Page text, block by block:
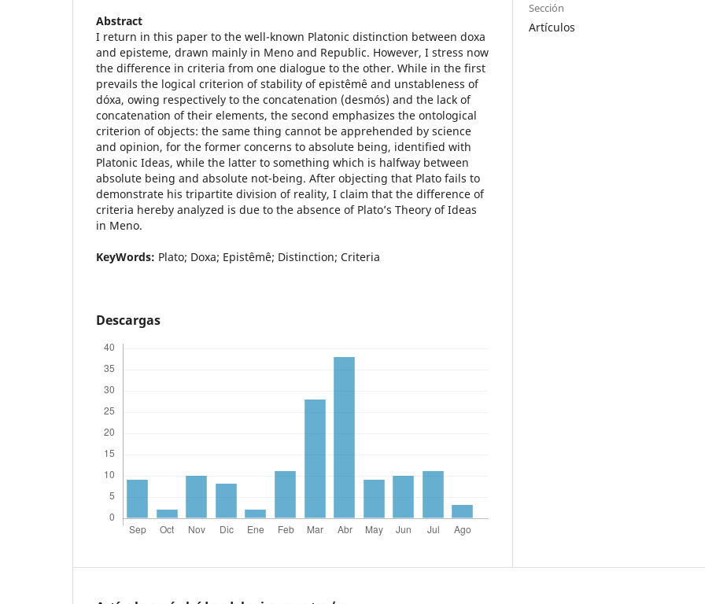
Abstract
I return in this paper to the well-known Platonic distinction between doxa
and episteme, drawn mainly in Meno and Republic. However, I stress now
the difference in criteria from one dialogue to the other. While in the first
prevails the logical criterion of stability of epistêmê and unstableness of
dóxa, owing respectively to the concatenation (desmós) and the lack of
concatenation of their elements, the second emphasizes the ontological
criterion of objects: the same thing cannot be apprehended by science
and opinion, for the former concerns to absolute being, identified with
Platonic Ideas, while the latter to something which is halfway between
absolute being and absolute not-being. After objecting that Plato fails to
demonstrate his tripartite division of reality, I claim that the difference of
criteria hereby analyzed is due to the absence of Plato’s Theory of Ideas
in Meno.
KeyWords: Plato; Doxa; Epistêmê; Distinction; Criteria
Descargas
Sección
Artículos